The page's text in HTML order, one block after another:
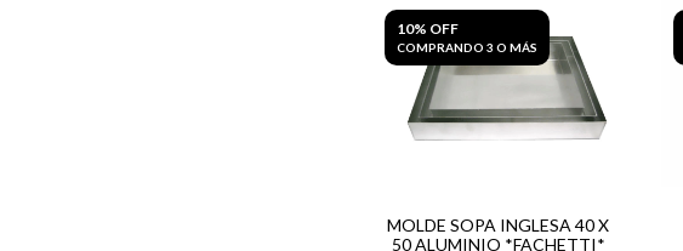
10% OFF
COMPRANDO 3 O MÁS
MOLDE SOPA INGLESA 40 X
50 ALUMINIO *FACHETTI*